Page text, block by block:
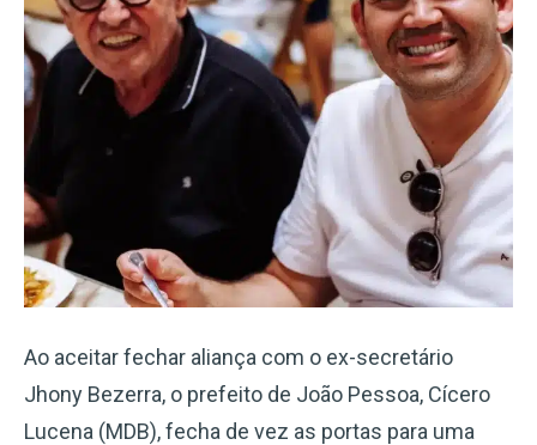
Ao aceitar fechar aliança com o ex-secretário
Jhony Bezerra, o prefeito de João Pessoa, Cícero
Lucena (MDB), fecha de vez as portas para uma